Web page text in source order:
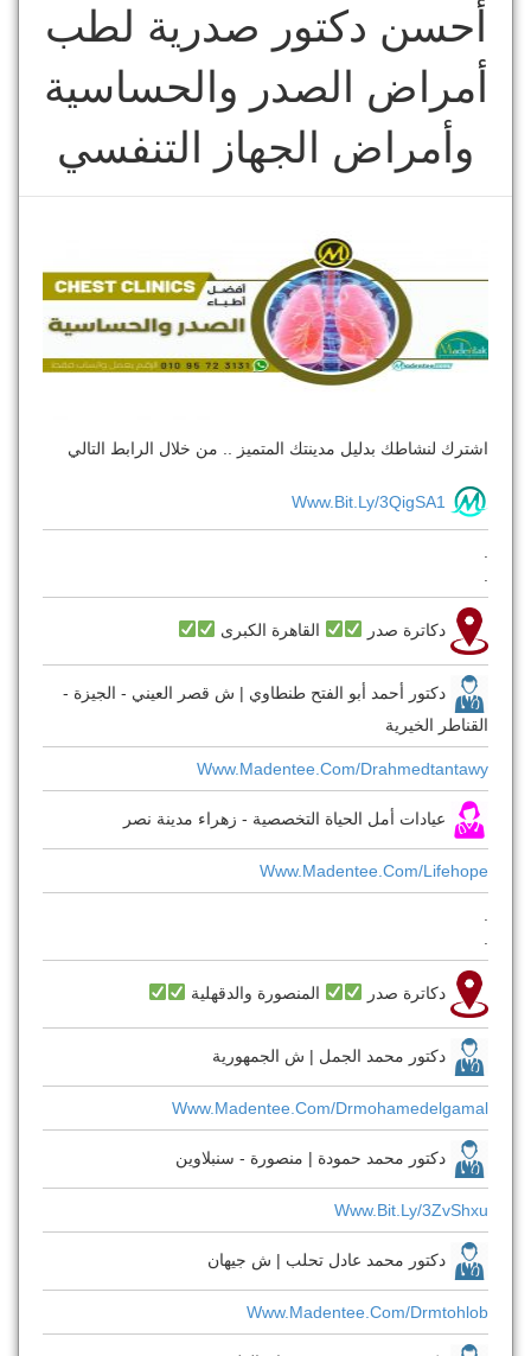
أحسن دكتور صدرية لطب
أمراض الصدر والحساسية
وأمراض الجهاز التنفسي
اشترك لنشاطك بدليل مدينتك المتميز .. من خلال الرابط التالي
Www.bit.ly/3QigSA1
دكاترة صدر القاهرة الكبرى
دكتور أحمد أبو الفتح طنطاوي | ش قصر العيني - الجيزة -
القناطر الخيرية
Www.madentee.com/drahmedtantawy
عيادات أمل الحياة التخصصية - زهراء مدينة نصر
Www.madentee.com/lifehope
دكاترة صدر المنصورة والدقهلية
دكتور محمد الجمل | ش الجمهورية
Www.madentee.com/drmohamedelgamal
دكتور محمد حمودة | منصورة - سنبلاوين
Www.bit.ly/3ZvShxu
دكتور محمد عادل تحلب | ش جيهان
Www.madentee.com/drmtohlob